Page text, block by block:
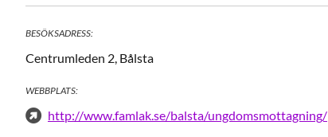
BESÖKSADRESS:
Centrumleden 2, Bålsta
WEBBPLATS:
http://www.famlak.se/balsta/ungdomsmottagning/